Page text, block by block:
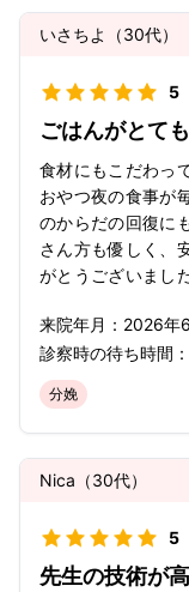
いさちよ （30代）
5
ごはんがとて
食材にもこだわっ
おやつ夜の食事が
のからだの回復に
さん方も優しく、
がとうございました
来院年月： 2026年
診察時の待ち時間：
分娩
Nica （30代）
5
先生の技術が